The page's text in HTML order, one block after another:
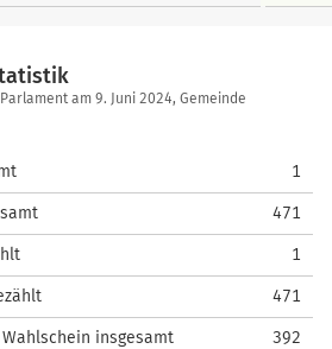
am 9. Juni 2024, Gemeinde
1
471
1
471
insgesamt 392